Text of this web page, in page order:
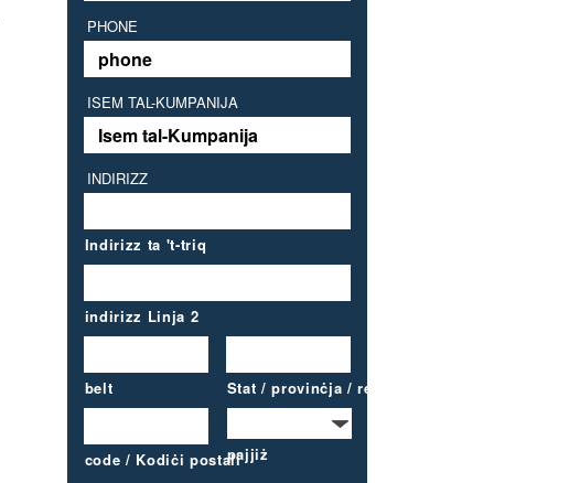
PHONE
ISEM TAL-KUMPANIJA
INDIRIZZ
Indirizz ta 't-triq
indirizz Linja 2
belt Stat / provinċja / reġjun
code / Kodiċi postalipajjiż